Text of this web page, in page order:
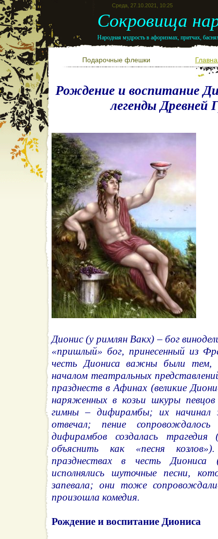
Среда, 27.10.2021, 10:25
Сокровища
Народная мудрость в афоризмах, притчах,
Подарочные флешки
Рождение и воспитание
легенды Древней
Дионис (у римлян Вакх) – бог
«пришлый» бог, принесенный из
честь Диониса важны были тем,
началом театральных
празднеств в Афинах (великие
наряженных в козьи шкуры
гимны – дифирамбы; их начинал
отвечал; пение
дифирамбов создалась
объяснить как «песня
празднествах в честь Диониса
исполнялись шуточные песни,
запевала; они тоже
произошла комедия.
Рождение и воспитание Диониса